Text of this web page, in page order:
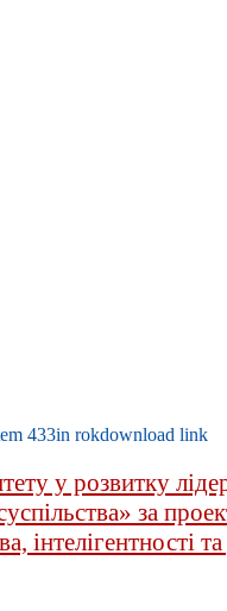
433in rokdownload link
у розвитку
за
інтелігентності